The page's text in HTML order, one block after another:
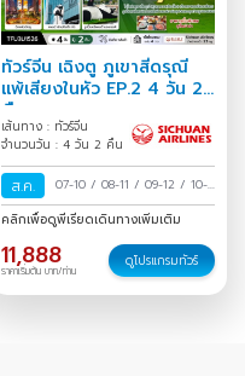
ทัวร์จีน เฉิงตู ภูเขาสี่ดรุณี
แพ้เสียงในหัว EP.2 4 วัน 2
คืน
เส้นทาง : ทัวร์จีน
จำนวนวัน : 4 วัน 2 คืน
ส.ค. 07-10 / 08-11 / 09-12 / 10-
13/11-14/12-15/13-16/
14-17
/
/19-22/20-23/
21-24
22-25/23-26/
คลิกเพื่อดูพีเรียดเดินทางเพิ่มเติม
11,888
ราคาเริ่มต้น บาท/ท่าน
ดูโปรแกรมทัวร์